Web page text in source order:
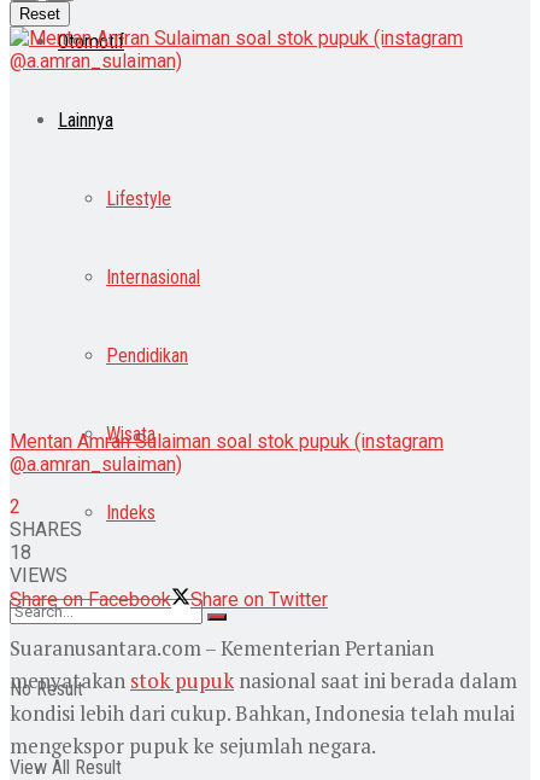
Otomotif
Lainnya
Lifestyle
Internasional
Pendidikan
Wisata
Indeks
No Result
View All Result
Reset
Mentan Amran Sulaiman soal stok pupuk (instagram
@a.amran_sulaiman)
2
SHARES
18
VIEWS
Share on Facebook
Share on Twitter
Suaranusantara.com – Kementerian Pertanian
menyatakan stok pupuknasional saat ini berada dalam
kondisi lebih dari cukup. Bahkan, Indonesia telah mulai
mengekspor pupuk ke sejumlah negara.